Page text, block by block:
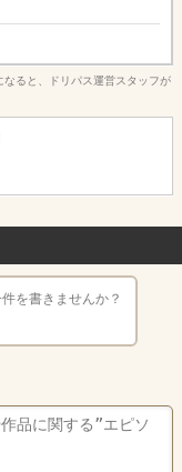
ると、ドリパス運営スタッフが
を書きませんか？